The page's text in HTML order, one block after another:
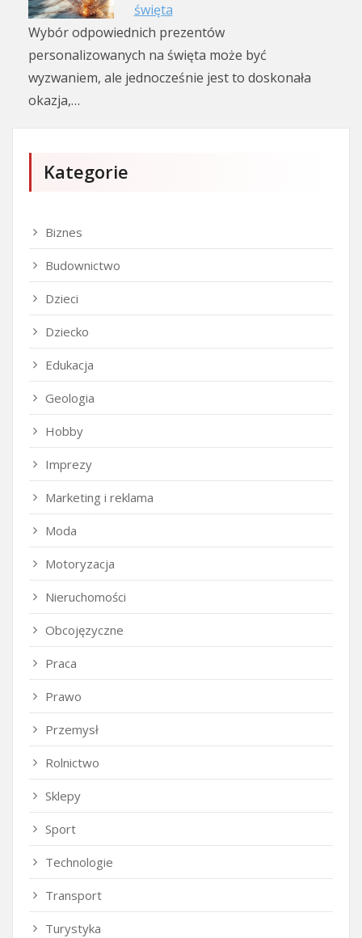
święta
Wybór odpowiednich prezentów
personalizowanych na święta może być
wyzwaniem, ale jednocześnie jest to doskonała
okazja,…
Kategorie
Biznes
Budownictwo
Dzieci
Dziecko
Edukacja
Geologia
Hobby
Imprezy
Marketing i reklama
Moda
Motoryzacja
Nieruchomości
Obcojęzyczne
Praca
Prawo
Przemysł
Rolnictwo
Sklepy
Sport
Technologie
Transport
Turystyka